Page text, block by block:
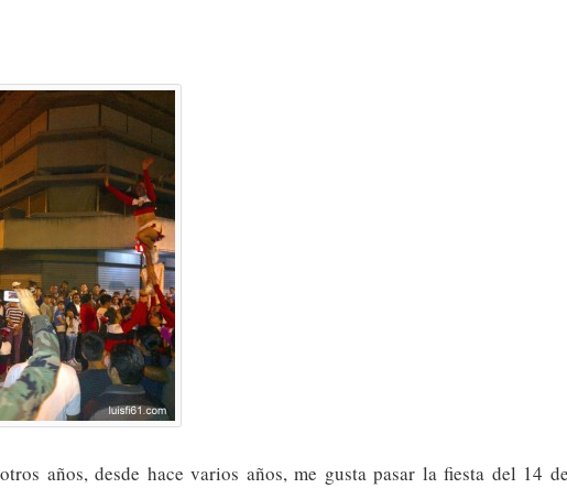
años, desde hace varios años, me gusta pasar la fiesta del 14 de